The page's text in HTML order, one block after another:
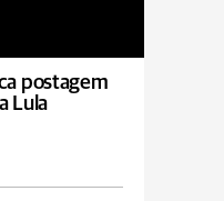
postagem
Lula